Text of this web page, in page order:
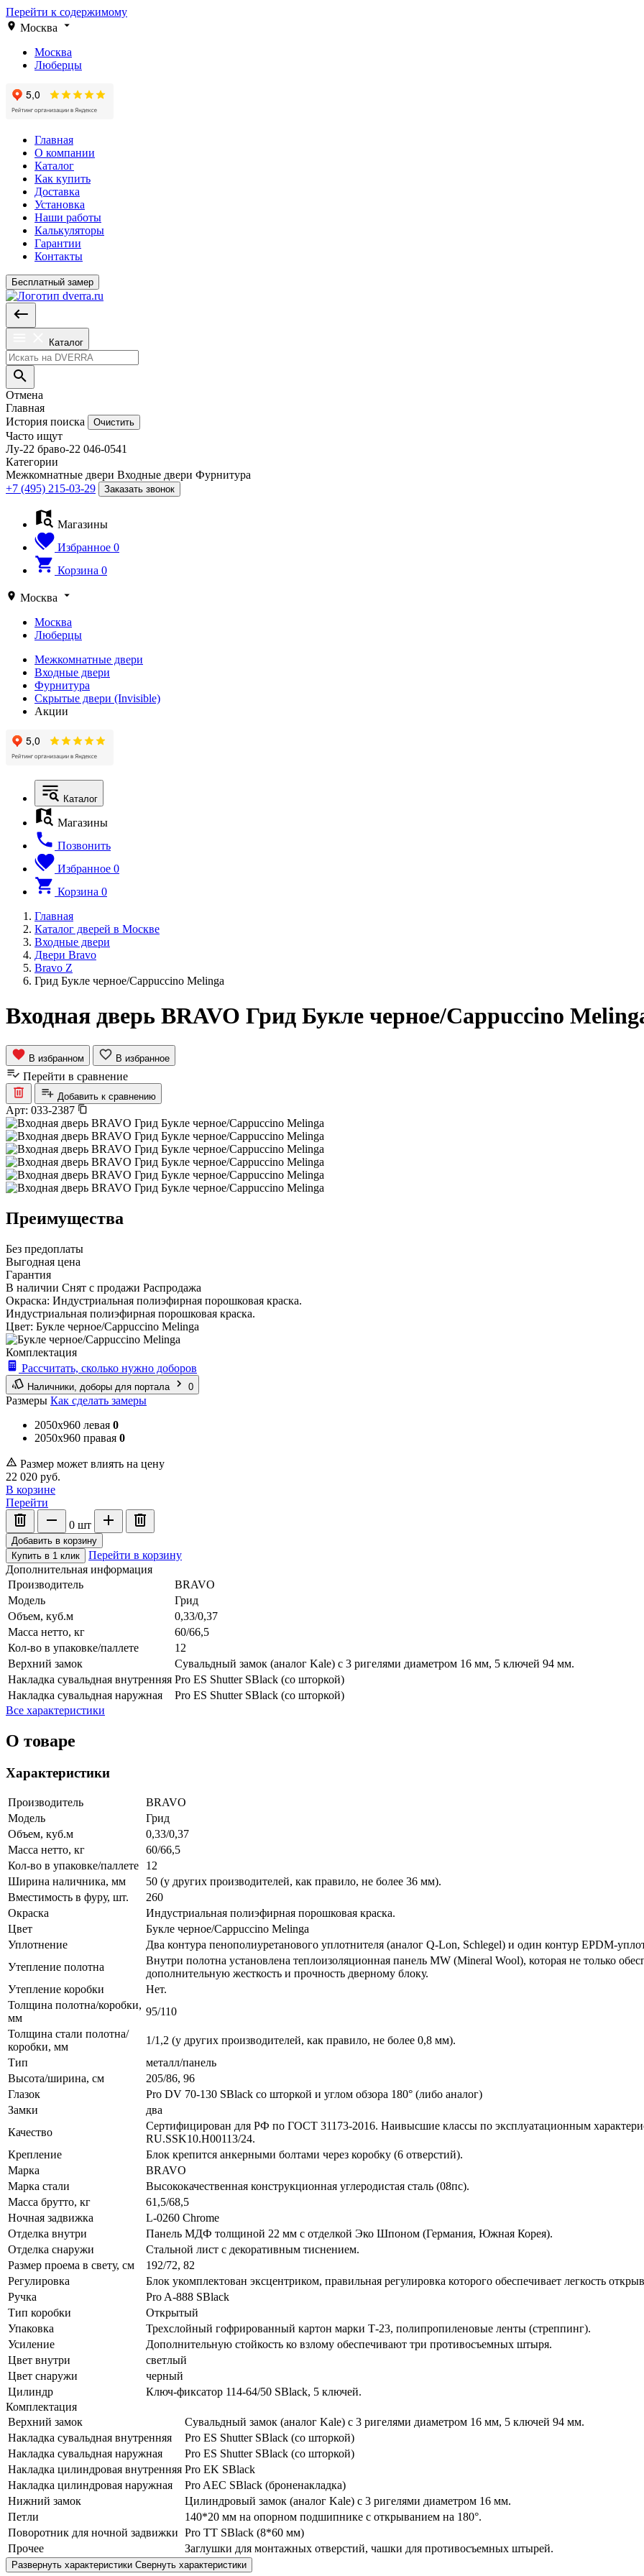
Перейти к содержимому
Москва
Москва
Люберцы
Главная
О компании
Каталог
Как купить
Доставка
Установка
Наши работы
Калькуляторы
Гарантии
Контакты
Бесплатный замер
Каталог
Отмена
Главная
История поиска
Очистить
Часто ищут
Лу-22 браво-22 046-0541
Категории
Межкомнатные двери Входные двери Фурнитура
+7 (495) 215-03-29
Заказать звонок
Магазины
Избранное 0
Корзина 0
Москва
Москва
Люберцы
Межкомнатные двери
Входные двери
Фурнитура
Скрытые двери (Invisible)
Акции
Каталог
Магазины
Позвонить
Избранное 0
Корзина 0
Главная
Каталог дверей в Москве
Входные двери
Двери Bravo
Bravo Z
Грид Букле черное/Cappuccino Melinga
Входная дверь BRAVO Грид Букле черное/Cappuccino
В избранном В избранное
Перейти в сравнение
Добавить к сравнению
Арт: 033-2387
Преимущества
Без предоплаты
Выгодная цена
Гарантия
В наличии Снят с продажи Распродажа
Окраска: Индустриальная полиэфирная порошковая краска.
Индустриальная полиэфирная порошковая краска.
Цвет: Букле черное/Cappuccino Melinga
Комплектация
Рассчитать, сколько нужно доборов
Наличники, доборы для портала 0
Размеры Как сделать замеры
2050x960 левая 0
2050x960 правая 0
Размер может влиять на цену
22 020 руб.
В корзине
Перейти
0 шт
Добавить в корзину
Купить в 1 клик
Перейти в корзину
Дополнительная информация
Производитель
BRAVO
Модель
Грид
Объем, куб.м
0,33/0,37
Масса нетто, кг
60/66,5
Кол-во в упаковке/паллете
12
Верхний замок
Сувальдный замок (аналог Kale) с 3 ригелями диаметром 16 мм, 5 ключей 94 мм.
Накладка сувальдная внутренняя Pro ES Shutter SBlack (со шторкой)
Накладка сувальдная наружная
Pro ES Shutter SBlack (со шторкой)
Все характеристики
О товаре
Характеристики
Производитель
BRAVO
Модель
Грид
Объем, куб.м
0,33/0,37
Масса нетто, кг
60/66,5
Кол-во в упаковке/паллете
12
Ширина наличника, мм
50 (у других производителей, как правило, не более 36 мм).
Вместимость в фуру, шт.
260
Окраска
Индустриальная полиэфирная порошковая краска.
Цвет
Букле черное/Cappuccino Melinga
Уплотнение
Два контура пенополиуретанового уплотнителя (аналог Q-Lon, Schlegel) и один контур EPDM-
Утепление полотна
Внутри полотна установлена теплоизоляционная панель MW (Mineral Wool), которая не только
дополнительную жесткость и прочность дверному блоку.
Утепление коробки
Нет.
Толщина полотна/коробки,
мм
95/110
Толщина стали полотна/
коробки, мм
1/1,2 (у других производителей, как правило, не более 0,8 мм).
Тип
металл/панель
Высота/ширина, см
205/86, 96
Глазок
Pro DV 70-130 SBlack со шторкой и углом обзора 180° (либо аналог)
Замки
два
Качество
Сертифицирован для РФ по ГОСТ 31173-2016. Наивысшие классы по эксплуатационным
RU.SSK10.H00113/24.
Крепление
Блок крепится анкерными болтами через коробку (6 отверстий).
Марка
BRAVO
Марка стали
Высококачественная конструкционная углеродистая сталь (08пс).
Масса брутто, кг
61,5/68,5
Ночная задвижка
L-0260 Chrome
Отделка внутри
Панель МДФ толщиной 22 мм с отделкой Эко Шпоном (Германия, Южная Корея).
Отделка снаружи
Стальной лист с декоративным тиснением.
Размер проема в свету, см
192/72, 82
Регулировка
Блок укомплектован эксцентриком, правильная регулировка которого обеспечивает легкость
Ручка
Pro A-888 SBlack
Тип коробки
Открытый
Упаковка
Трехслойный гофрированный картон марки Т-23, полипропиленовые ленты (стреппинг).
Усиление
Дополнительную стойкость ко взлому обеспечивают три противосъемных штыря.
Цвет внутри
светлый
Цвет снаружи
черный
Цилиндр
Ключ-фиксатор 114-64/50 SBlack, 5 ключей.
Комплектация
Верхний замок
Сувальдный замок (аналог Kale) с 3 ригелями диаметром 16 мм, 5 ключей 94 мм.
Накладка сувальдная внутренняя
Pro ES Shutter SBlack (со шторкой)
Накладка сувальдная наружная
Pro ES Shutter SBlack (со шторкой)
Накладка цилиндровая внутренняя Pro EK SBlack
Накладка цилиндровая наружная
Pro AEC SBlack (броненакладка)
Нижний замок
Цилиндровый замок (аналог Kale) с 3 ригелями диаметром 16 мм.
Петли
140*20 мм на опорном подшипнике с открыванием на 180°.
Поворотник для ночной задвижки Pro TT SBlack (8*60 мм)
Прочее
Заглушки для монтажных отверстий, чашки для противосъемных штырей.
Развернуть характеристики Свернуть характеристики